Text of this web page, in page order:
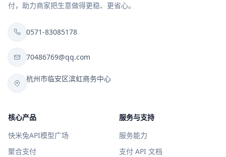
付，助力商家把生意做得更稳、更省心。
0571-83085178
70486769@qq.com
杭州市临安区滨虹商务中心
核心产品
快米兔API模型广场
聚合支付
服务与支持
服务能力
支付 API 文档